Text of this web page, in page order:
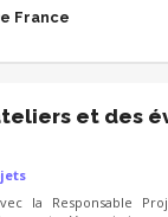
France
et des
la Responsable